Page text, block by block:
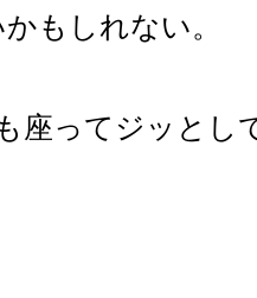
もしれない。
座ってジッとし